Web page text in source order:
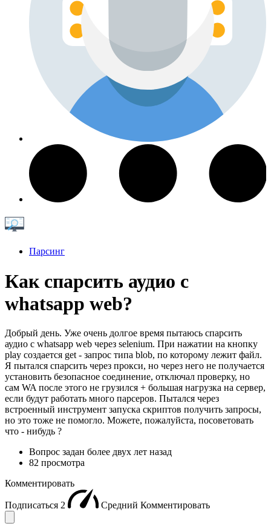
Парсинг
Как спарсить аудио с
whatsapp web?
Добрый день. Уже очень долгое время пытаюсь спарсить
аудио с whatsapp web через selenium. При нажатии на кнопку
play создается get - запрос типа blob, по которому лежит файл.
Я пытался спарсить через прокси, но через него не получается
установить безопасное соединение, отключал проверку, но
сам WA после этого не грузился + большая нагрузка на сервер,
если будут работать много парсеров. Пытался через
встроенный инструмент запуска скриптов получить запросы,
но это тоже не помогло. Можете, пожалуйста, посоветовать
что - нибудь ?
Вопрос задан более двух лет назад
82 просмотра
Комментировать
Подписаться 2 Средний Комментировать